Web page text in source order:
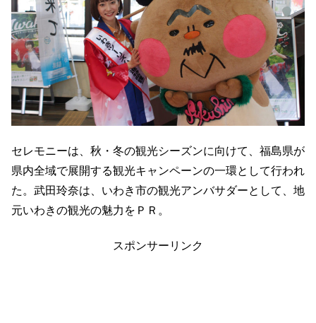
セレモニーは、秋・冬の観光シーズンに向けて、福島県が
県内全域で展開する観光キャンペーンの一環として行われ
た。武田玲奈は、いわき市の観光アンバサダーとして、地
元いわきの観光の魅力をＰＲ。
スポンサーリンク